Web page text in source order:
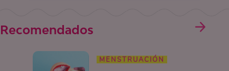
Recomendados
MENSTRUACIÓN